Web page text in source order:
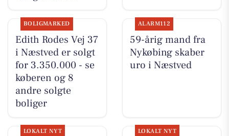
BOLIGMARKED
Edith Rodes Vej 37
i Næstved er solgt
for 3.350.000 - se
køberen og 8
andre solgte
boliger
ALARM112
59-årig mand fra
Nykøbing skaber
uro i Næstved
LOKALT NYT LOKALT NYT